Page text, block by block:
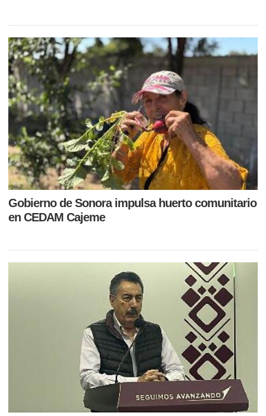
Gobierno de Sonora impulsa huerto comunitario
en CEDAM Cajeme